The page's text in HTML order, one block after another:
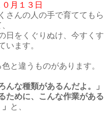
月１３日
さんの人の手で育ててもら
日をくぐりぬけ、今すくす
います。
と違うものがあります。
んな種類があるんだよ。」
ために、こんな作業がある
と、